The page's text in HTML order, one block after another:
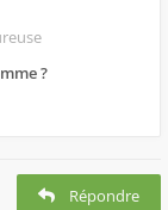
?
Répondre